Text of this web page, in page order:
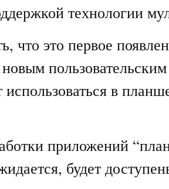
технологии
что это первое
использоваться в
приложений
будет